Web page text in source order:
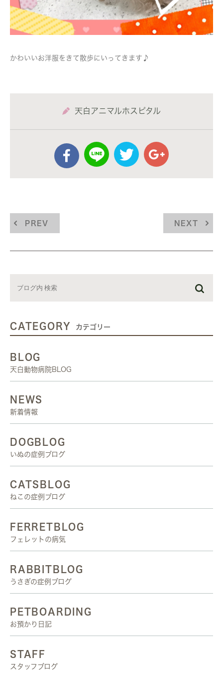
かわいいお洋服をきて散歩にいってきます♪
天白アニマルホスピタル
PREV NEXT
CATEGORY カテゴリー
BLOG
天白動物病院BLOG
NEWS
新着情報
DOGBLOG
いぬの症例ブログ
CATSBLOG
ねこの症例ブログ
FERRETBLOG
フェレットの病気
RABBITBLOG
うさぎの症例ブログ
PETBOARDING
お預かり日記
STAFF
スタッフブログ